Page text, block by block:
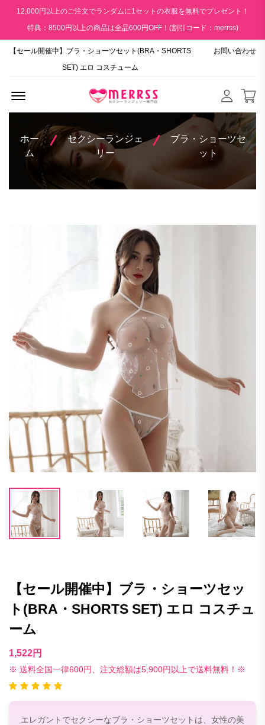
12,000円以上のご注文でランダムに1セットの衣服を無料でプレゼント！
特典：8500円以上の商品は全品600円OFF！(割引コード：merrss)
【セール開催中】ブラ・ショーツセット(BRA・SHORTS
SET) エロ コスチューム
お問い合わせ
ホー
ム
セクシーランジェ
リー
ブラ・ショーツセ
ット
【セール開催中】ブラ・ショーツセッ
ト(BRA・SHORTS SET) エロ コスチュ
ーム
1,522円
※ 送料全国一律600円、注文総額は5,900円以上で送料無料！※
エレガントでセクシーなブラ・ショーツセットは、女性の美